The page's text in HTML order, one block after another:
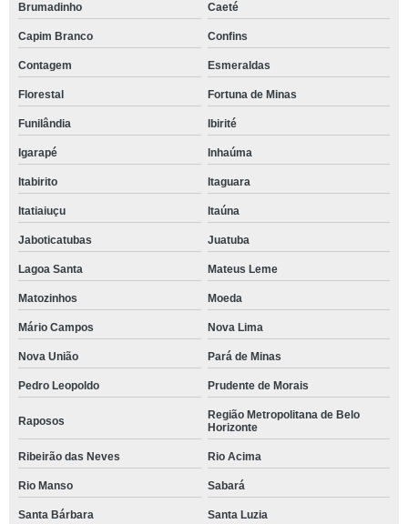
Brumadinho Caeté
Capim Branco Confins
Contagem Esmeraldas
Florestal Fortuna de Minas
Funilândia Ibirité
Igarapé Inhaúma
Itabirito Itaguara
Itatiaiuçu Itaúna
Jaboticatubas Juatuba
Lagoa Santa Mateus Leme
Matozinhos Moeda
Mário Campos Nova Lima
Nova União Pará de Minas
Pedro Leopoldo Prudente de Morais
Raposos
Região Metropolitana de Belo
Horizonte
Ribeirão das Neves Rio Acima
Rio Manso Sabará
Santa Bárbara Santa Luzia